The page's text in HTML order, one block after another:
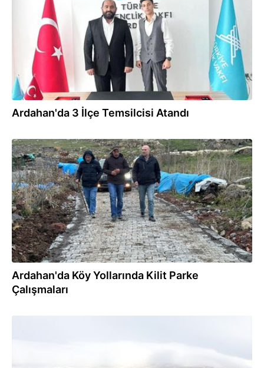
Ardahan'da 3 İlçe Temsilcisi Atandı
19.10.2024
Ardahan'da Köy Yollarında Kilit Parke
Çalışmaları